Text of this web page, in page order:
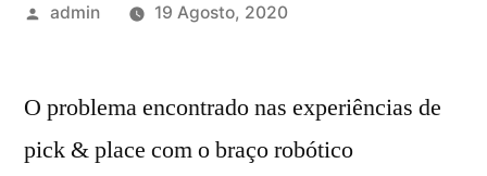
Publicado
admin 19 Agosto, 2020
O problema encontrado nas experiências de
pick & place com o braço robótico